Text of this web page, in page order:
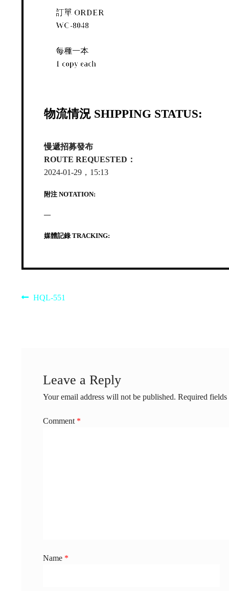
訂單 ORDER
WC-8048
每種一本
1 copy each
物流情況 SHIPPING STATUS:
慢遞招募發布
ROUTE REQUESTED：
2024-01-29，15:13
附注 NOTATION:
—
媒體記錄 TRACKING:
Post
Previous
HQL-551
Leave a Reply
Your email address will not be published. Required fields
Comment *
Name *